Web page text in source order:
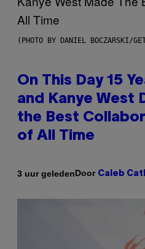
(PHOTO BY DANIEL BOCZARSKI/
On This Day 15
and Kanye West
the Best
of All Time
3 uur geledenDoor Caleb